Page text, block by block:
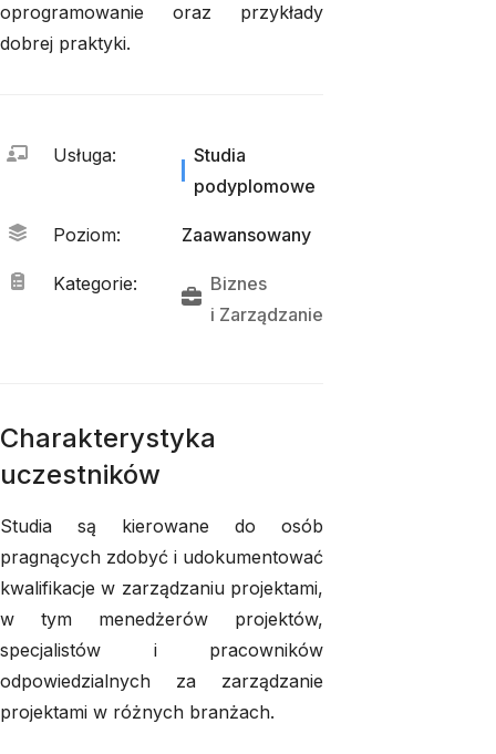
oprogramowanie oraz przykłady
dobrej praktyki.
Usługa:
Studia
podyplomowe
Poziom: Zaawansowany
Kategorie:
Biznes
i Zarządzanie
Charakterystyka
uczestników
Studia są kierowane do osób
pragnących zdobyć i udokumentować
kwalifikacje w zarządzaniu projektami,
w tym menedżerów projektów,
specjalistów i pracowników
odpowiedzialnych za zarządzanie
projektami w różnych branżach.